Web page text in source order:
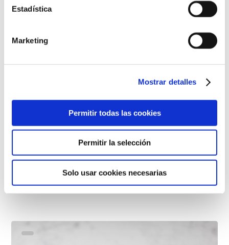
Estadística
Marketing
Mostrar detalles
Permitir todas las cookies
Permitir la selección
Solo usar cookies necesarias
Tápláló hidratáló krém SPF 20